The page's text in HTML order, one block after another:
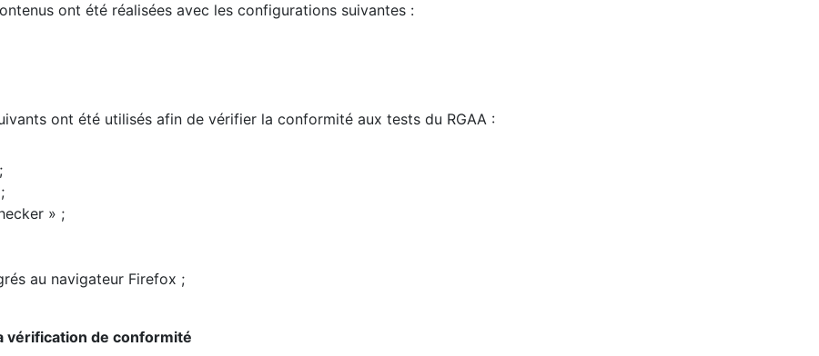
ont été réalisées avec les configurations suivantes :
ont été utilisés afin de vérifier la conformité aux tests du RGAA :
» ;
au navigateur Firefox ;
vérification de conformité